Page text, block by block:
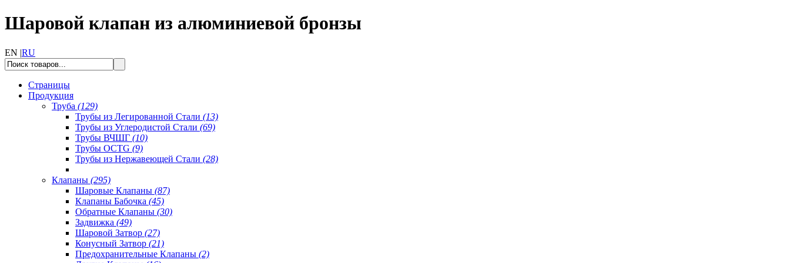
Шаровой клапан из алюминиевой бронзы
EN |RU
Страницы
Продукция
Труба (129)
Трубы из Легированной Стали (13)
Трубы из Углеродистой Стали (69)
Трубы ВЧШГ (10)
Трубы OCTG (9)
Трубы из Нержавеющей Стали (28)
Клапаны (295)
Шаровые Клапаны (87)
Клапаны Бабочка (45)
Обратные Клапаны (30)
Задвижка (49)
Шаровой Затвор (27)
Конусный Затвор (21)
Предохранительные Клапаны (2)